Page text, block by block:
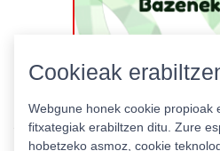
Cookieak
Webgune honek cookie propioak
fitxategiak erabiltzen ditu. Zure
hobetzeko asmoz, cookie